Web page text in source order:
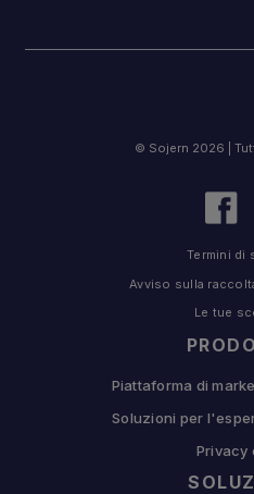
Piattaforma di
Soluzioni per
Privacy
© Sojern 2026 |
Termini di
Avviso sulla
Le tue